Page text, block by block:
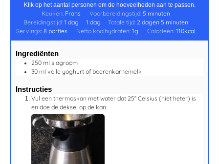
Klik op het aantal personen om de hoeveelheden aan te passen.
Keuken: Frans Voorbereidingstijd: 5 minuten
Bereidingstijd:1 dag 1 dag Totale tijd: 2 dagen 5 minuten
Servings:8 porties Netto koolhydraten:1g Calorieën: 110kcal
Ingrediënten
250 ml slagroom
30 ml volle yoghurt of boerenkarnemelk
Instructies
Vul een thermoskan met water dat 25° Celsius (niet heter) is
en doe de deksel op de kan.